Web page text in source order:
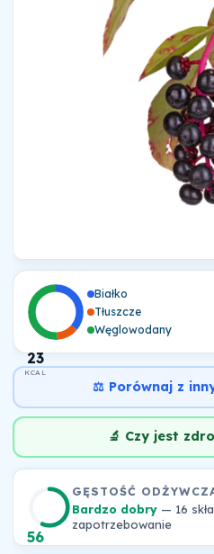
23
KCAL
Białko
Tłuszcze
Węglowodany
⚖️ Porównaj z
🔬 Czy jest
56
GĘSTOŚĆ
Bardzo dobry— 16
zapotrzebowanie